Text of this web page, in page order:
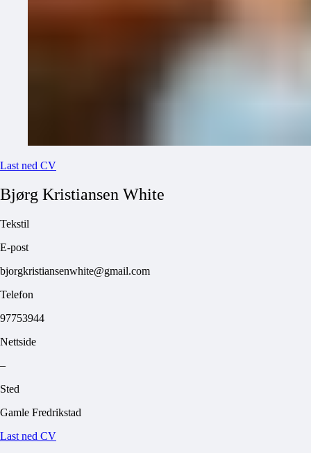
Last ned CV
Bjørg Kristiansen White
Tekstil
E-post
bjorgkristiansenwhite@gmail.com
Telefon
97753944
Nettside
–
Sted
Gamle Fredrikstad
Last ned CV